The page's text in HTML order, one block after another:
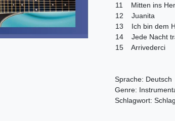
11 Mitten ins
12 Juanita
13 Ich bin dem
14 Jede Nacht
15 Arrivederci
Sprache: Deutsch
Genre:
Schlagwort: